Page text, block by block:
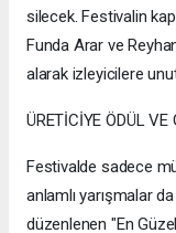
silecek. Festivalin
Funda Arar ve
alarak izleyicilere
ÜRETİCİYE ÖDÜL VE
Festivalde sadece
anlamlı yarışmalar
düzenlenen "En